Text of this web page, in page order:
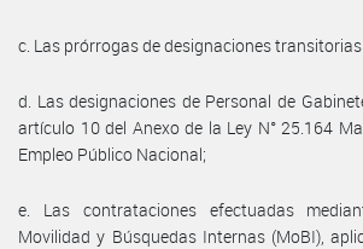
c. Las prórrogas de designaciones
d. Las designaciones de Personal de
artículo 10 del Anexo de la Ley N° 25.164
Empleo Público Nacional;
e. Las contrataciones efectuadas
Movilidad y Búsquedas Internas (MoBI),